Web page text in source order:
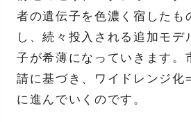
者の遺伝子を色濃く宿したも
し、続々投入される追加モデ
子が希薄になっていきます。
請に基づき、ワイドレンジ化
に進んでいくのです。